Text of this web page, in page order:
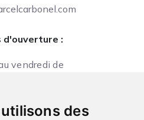
des
d'ouverture :
vendredi de
et de 14h à 18h